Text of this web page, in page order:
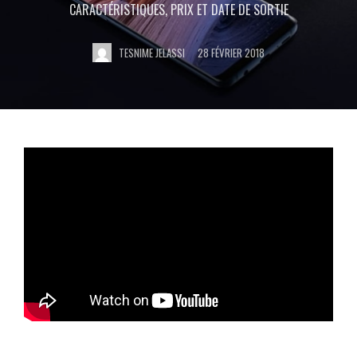
CARACTÉRISTIQUES, PRIX ET DATE DE SORTIE
TESNIME JELASSI 28 FÉVRIER 2018